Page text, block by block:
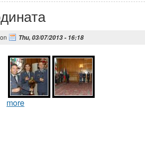
on Thu, 03/07/2013 - 16:18
more